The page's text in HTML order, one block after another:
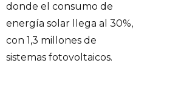
donde el consumo de
energía solar llega al 30%,
con 1,3 millones de
sistemas fotovoltaicos.